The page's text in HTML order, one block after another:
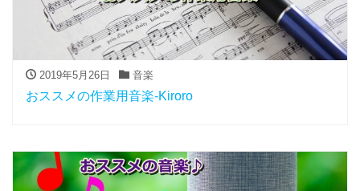
2019年5月26日 音楽
おススメの作業用音楽-Kiroro